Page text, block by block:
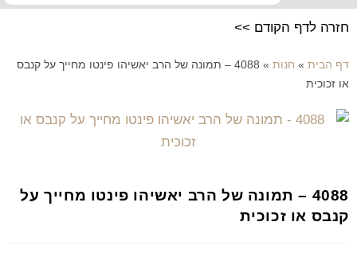
חזרה לדף הקודם >>
דף הבית » חנות »
4088 – תמונה של הרב יאשיהו פינטו מחייך על קנבס
או זכוכית
4088 – תמונה של הרב יאשיהו פינטו מחייך על
קנבס או זכוכית